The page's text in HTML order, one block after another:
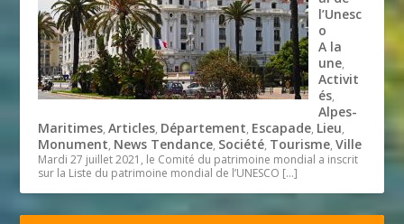
l’Unesc
o
A la
une,
Activit
és,
Alpes-
Maritimes,Articles, Département, Escapade, Lieu,
Monument, News Tendance, Société, Tourisme,Ville
Mardi 27 juillet 2021, le Comité du patrimoine mondial a inscrit
sur la Liste du patrimoine mondial de l’UNESCO […]